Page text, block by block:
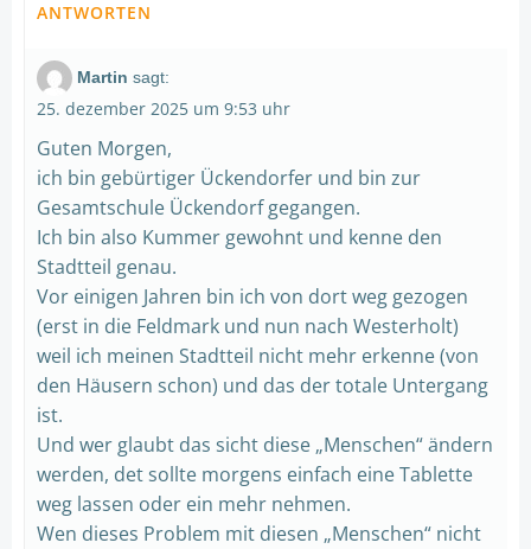
ANTWORTEN
Martin sagt:
25. dezember 2025 um 9:53 uhr
Guten Morgen,
ich bin gebürtiger Ückendorfer und bin zur
Gesamtschule Ückendorf gegangen.
Ich bin also Kummer gewohnt und kenne den
Stadtteil genau.
Vor einigen Jahren bin ich von dort weg gezogen
(erst in die Feldmark und nun nach Westerholt)
weil ich meinen Stadtteil nicht mehr erkenne (von
den Häusern schon) und das der totale Untergang
ist.
Und wer glaubt das sicht diese „Menschen“ ändern
werden, det sollte morgens einfach eine Tablette
weg lassen oder ein mehr nehmen.
Wen dieses Problem mit diesen „Menschen“ nicht